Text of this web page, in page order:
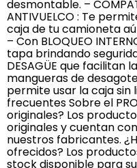
desmontable. –
ANTIVUELCO : Te
caja de tu camioneta
– Con BLOQUEO
tapa brindando
DESAGÜE que facilitan
mangueras de desagote.
permite usar la caja sin
frecuentes Sobre el
originales? Los
originales y cuentan
nuestros fabricantes.
ofrecidos? Los
stock disponible para